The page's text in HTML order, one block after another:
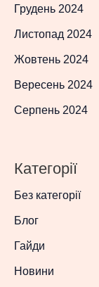
Грудень 2024
Листопад 2024
Жовтень 2024
Вересень 2024
Серпень 2024
Категорії
Без категорії
Блог
Гайди
Новини